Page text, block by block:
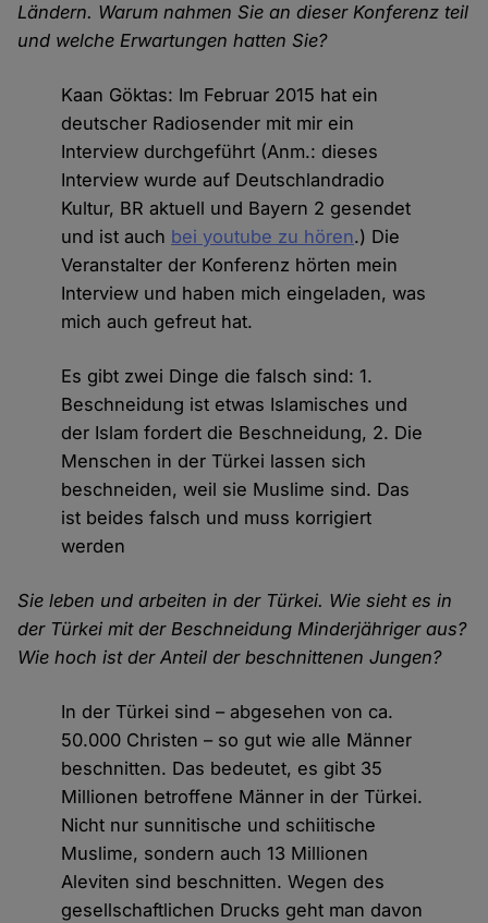
Ländern. Warum nahmen Sie an dieser Konferenz teil
und welche Erwartungen hatten Sie?
Kaan Göktas: Im Februar 2015 hat ein
deutscher Radiosender mit mir ein
Interview durchgeführt (Anm.: dieses
Interview wurde auf Deutschlandradio
Kultur, BR aktuell und Bayern 2 gesendet
und ist auch bei youtube zu hören.) Die
Veranstalter der Konferenz hörten mein
Interview und haben mich eingeladen, was
mich auch gefreut hat.
Es gibt zwei Dinge die falsch sind: 1.
Beschneidung ist etwas Islamisches und
der Islam fordert die Beschneidung, 2. Die
Menschen in der Türkei lassen sich
beschneiden, weil sie Muslime sind. Das
ist beides falsch und muss korrigiert
werden
Sie leben und arbeiten in der Türkei. Wie sieht es in
der Türkei mit der Beschneidung Minderjähriger aus?
Wie hoch ist der Anteil der beschnittenen Jungen?
In der Türkei sind – abgesehen von ca.
50.000 Christen – so gut wie alle Männer
beschnitten. Das bedeutet, es gibt 35
Millionen betroffene Männer in der Türkei.
Nicht nur sunnitische und schiitische
Muslime, sondern auch 13 Millionen
Aleviten sind beschnitten. Wegen des
gesellschaftlichen Drucks geht man davon